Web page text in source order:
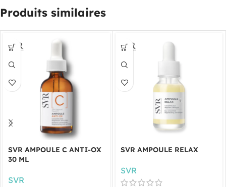
Produits similaires
SVR AMPOULE C ANTI-OX
30 ML
SVR
SVR AMPOULE RELAX
SVR